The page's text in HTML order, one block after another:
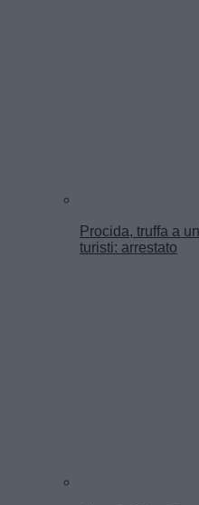
Procida, truffa a
turisti: arrestato